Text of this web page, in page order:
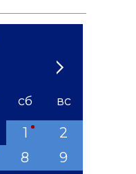
10 12
'29 '31
сб вс
1
2
8
9